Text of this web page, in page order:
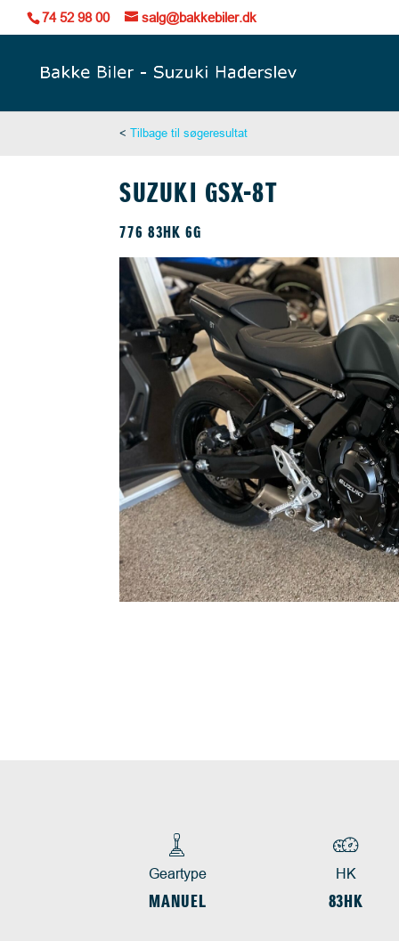
74 52 98 00 salg@bakkebiler.dk
<Tilbage til søgeresultat
SUZUKI GSX-8T
776 83HK 6G
Geartype
MANUEL
HK
83HK